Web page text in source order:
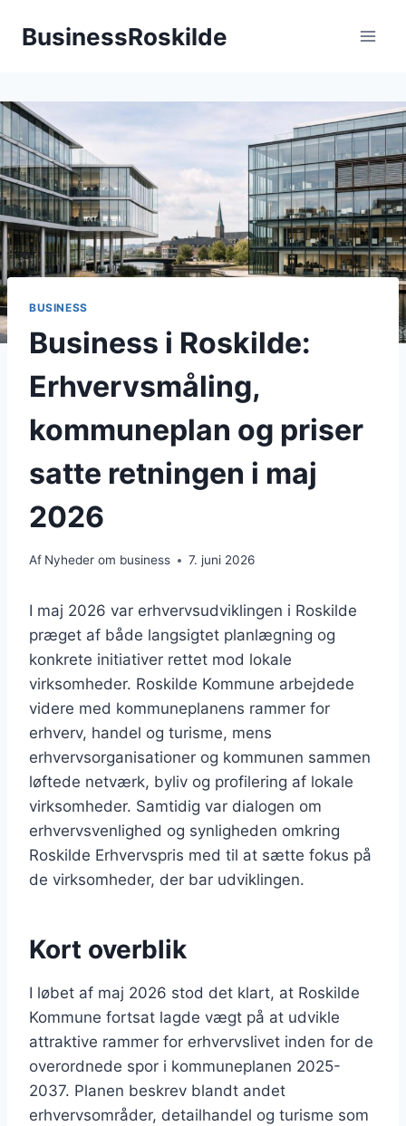
BusinessRoskilde
BUSINESS
Business i Roskilde:
Erhvervsmåling,
kommuneplan og priser
satte retningen i maj
2026
Af Nyheder om business 7. juni 2026
I maj 2026 var erhvervsudviklingen i Roskilde
præget af både langsigtet planlægning og
konkrete initiativer rettet mod lokale
virksomheder. Roskilde Kommune arbejdede
videre med kommuneplanens rammer for
erhverv, handel og turisme, mens
erhvervsorganisationer og kommunen sammen
løftede netværk, byliv og profilering af lokale
virksomheder. Samtidig var dialogen om
erhvervsvenlighed og synligheden omkring
Roskilde Erhvervspris med til at sætte fokus på
de virksomheder, der bar udviklingen.
Kort overblik
I løbet af maj 2026 stod det klart, at Roskilde
Kommune fortsat lagde vægt på at udvikle
attraktive rammer for erhvervslivet inden for de
overordnede spor i kommuneplanen 2025-
2037. Planen beskrev blandt andet
erhvervsområder, detailhandel og turisme som